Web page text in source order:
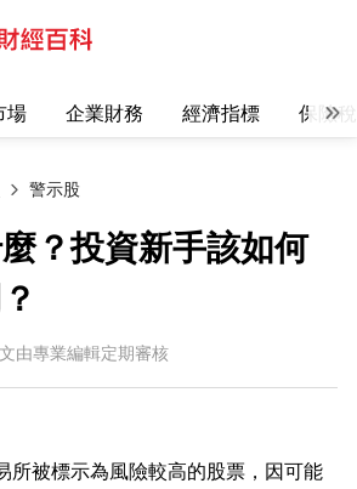
場 企業財務 經濟指標 保險
警示股
？投資新手該如何
由專業編輯定期審核
所被標示為風險較高的股票，因可能